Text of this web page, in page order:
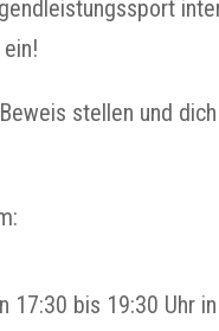
stellen und
17:30 bis 19:30 Uhr